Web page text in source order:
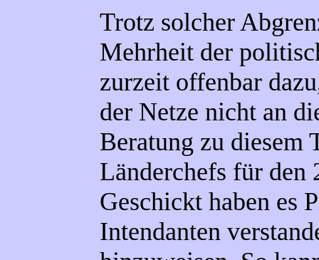
Trotz solcher
Mehrheit der
zurzeit offenbar
der Netze nicht an
Beratung zu diesem
Länderchefs für
Geschickt haben es
Intendanten